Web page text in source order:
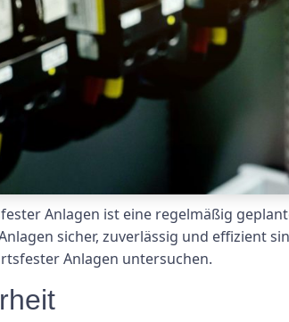
Anlagen ist eine regelmäßig
sicher, zuverlässig und effizient
Anlagen untersuchen.